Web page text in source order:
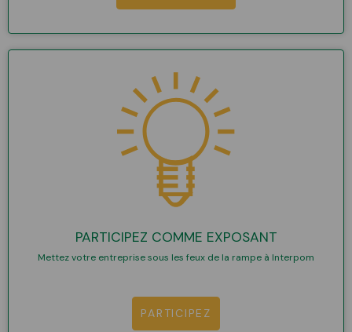
PARTICIPEZ COMME EXPOSANT
Mettez votre entreprise sous les feux de la rampe à Interpom
PARTICIPEZ